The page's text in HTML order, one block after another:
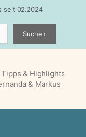
seit 02.2024
Suchen
& Highlights
& Markus